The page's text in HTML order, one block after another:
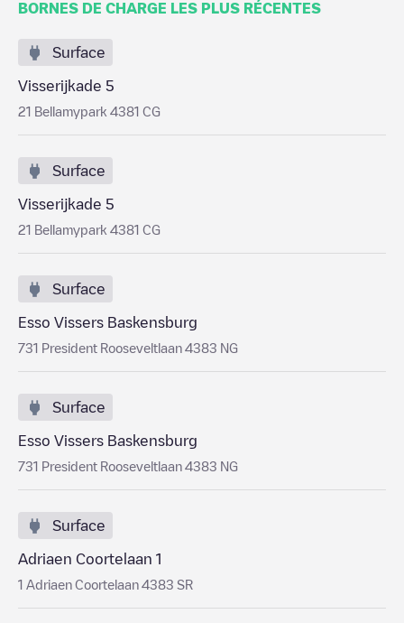
BORNES DE CHARGE LES PLUS RÉCENTES
Surface
Visserijkade 5
21 Bellamypark 4381 CG
Surface
Visserijkade 5
21 Bellamypark 4381 CG
Surface
Esso Vissers Baskensburg
731 President Rooseveltlaan 4383 NG
Surface
Esso Vissers Baskensburg
731 President Rooseveltlaan 4383 NG
Surface
Adriaen Coortelaan 1
1 Adriaen Coortelaan 4383 SR